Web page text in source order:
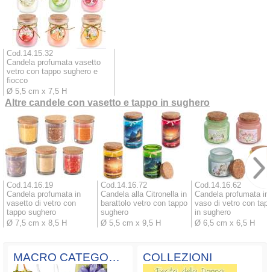
Cod.14.15.32
Candela profumata vasetto
vetro con tappo sughero e
fiocco
Ø 5,5 cm x 7,5 H
Altre candele con vasetto e tappo in sughero
Cod.14.16.19
Candela profumata in
vasetto di vetro con
tappo sughero
Ø 7,5 cm x 8,5 H
Cod.14.16.72
Candela alla Citronella in
barattolo vetro con tappo
sughero
Ø 5,5 cm x 9,5 H
Cod.14.16.62
Candela profumata in
vaso di vetro con
in sughero
Ø 6,5 cm x 6,5 H
MACRO CATEGORIE COLLEZIONI